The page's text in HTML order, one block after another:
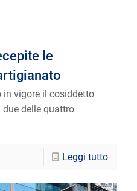
le
in vigore il cosiddetto
due delle quattro
Leggi tutto